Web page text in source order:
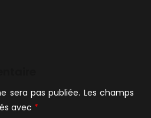
sera pas publiée. Les champs
avec *